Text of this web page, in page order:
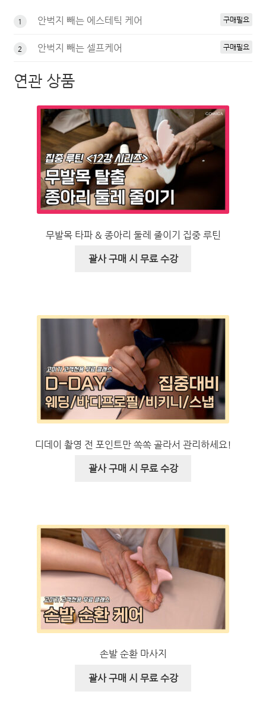
1 안벅지 빼는 에스테틱 케어 구매필요
2 안벅지 빼는 셀프케어 구매필요
연관 상품
무발목 타파 & 종아리 둘레 줄이기 집중 루틴
괄사 구매 시 무료 수강
디데이 촬영 전 포인트만 쏙쏙 골라서 관리하세요!
괄사 구매 시 무료 수강
손발 순환 마사지
괄사 구매 시 무료 수강